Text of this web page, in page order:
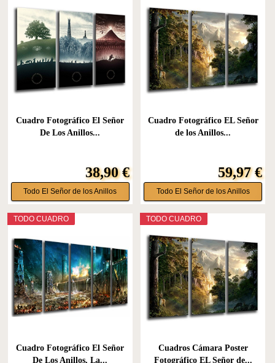
Cuadro Fotográfico El Señor
De Los Anillos...
38,90 €
Todo El Señor de los Anillos
Cuadro Fotográfico EL Señor
de los Anillos...
59,97 €
Todo El Señor de los Anillos
TODO CUADRO
Cuadro Fotográfico El Señor
De Los Anillos, La...
TODO CUADRO
Cuadros Cámara Poster
Fotográfico EL Señor de...